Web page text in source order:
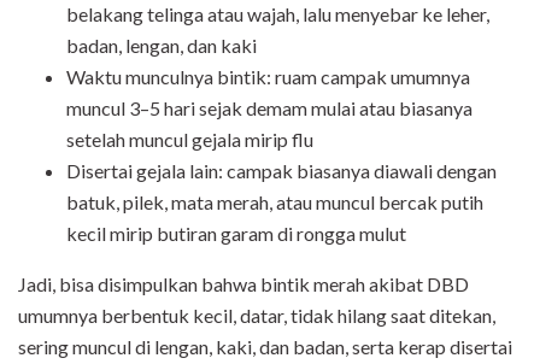
belakang telinga atau wajah, lalu menyebar ke leher,
badan, lengan, dan kaki
Waktu munculnya bintik: ruam campak umumnya
muncul 3–5 hari sejak demam mulai atau biasanya
setelah muncul gejala mirip flu
Disertai gejala lain: campak biasanya diawali dengan
batuk, pilek, mata merah, atau muncul bercak putih
kecil mirip butiran garam di rongga mulut
Jadi, bisa disimpulkan bahwa bintik merah akibat DBD
umumnya berbentuk kecil, datar, tidak hilang saat ditekan,
sering muncul di lengan, kaki, dan badan, serta kerap disertai